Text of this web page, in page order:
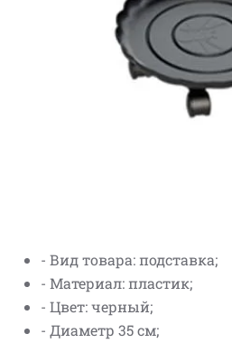
- Вид товара: подставка;
- Материал: пластик;
- Цвет: черный;
- Диаметр 35 см;